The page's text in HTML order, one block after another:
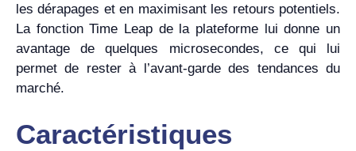
les dérapages et en maximisant les retours potentiels.
La fonction Time Leap de la plateforme lui donne un
avantage de quelques microsecondes, ce qui lui
permet de rester à l’avant-garde des tendances du
marché.
Caractéristiques